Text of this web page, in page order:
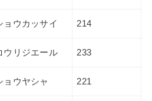
ョウカッサイ 214
ウリジエール 233
ョウヤシャ 221